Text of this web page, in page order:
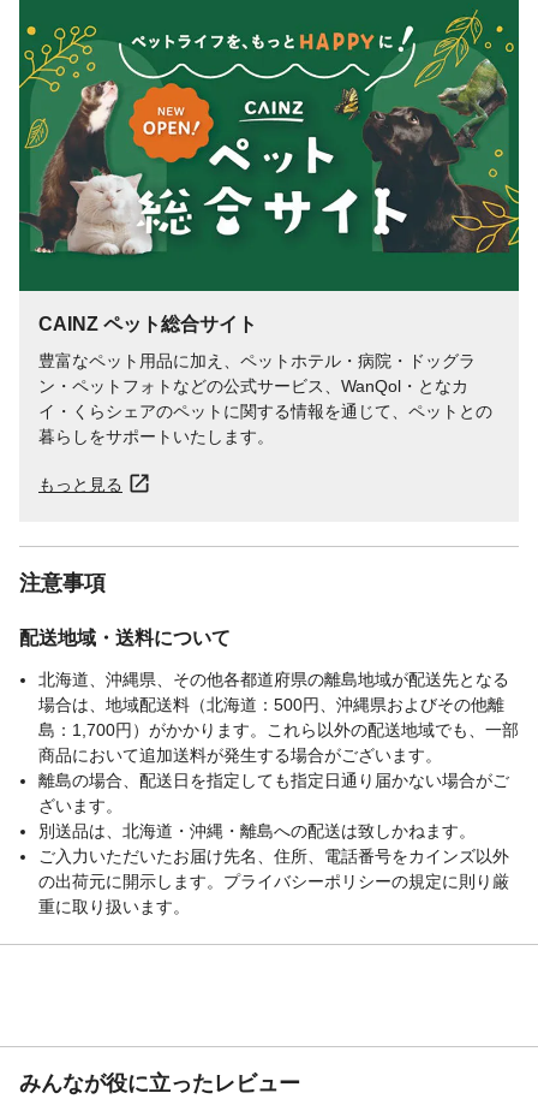
CAINZ ペット総合サイト
豊富なペット用品に加え、ペットホテル・病院・ドッグラ
ン・ペットフォトなどの公式サービス、WanQol・となカ
イ・くらシェアのペットに関する情報を通じて、ペットとの
暮らしをサポートいたします。
もっと見る
注意事項
配送地域・送料について
北海道、沖縄県、その他各都道府県の離島地域が配送先となる
場合は、地域配送料（北海道：500円、沖縄県およびその他離
島：1,700円）がかかります。これら以外の配送地域でも、一部
商品において追加送料が発生する場合がございます。
離島の場合、配送日を指定しても指定日通り届かない場合がご
ざいます。
別送品は、北海道・沖縄・離島への配送は致しかねます。
ご入力いただいたお届け先名、住所、電話番号をカインズ以外
の出荷元に開示します。プライバシーポリシーの規定に則り厳
重に取り扱います。
みんなが役に立ったレビュー